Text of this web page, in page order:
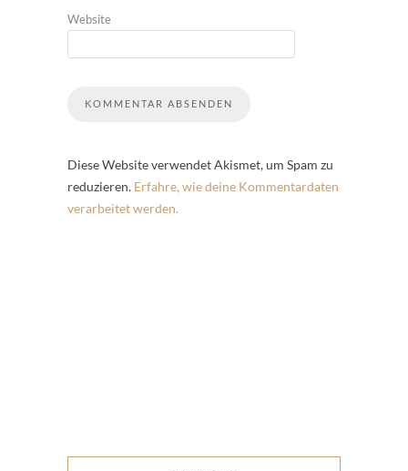
Website
Diese Website verwendet Akismet, um Spam zu
reduzieren. Erfahre, wie deine Kommentardaten
verarbeitet werden.